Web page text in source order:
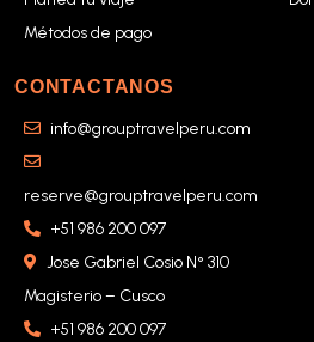
Métodos de pago
CONTACTANOS
info@grouptravelperu.com
reserve@grouptravelperu.com
+51 986 200 097
Jose Gabriel Cosio N° 310
Magisterio – Cusco
+51 986 200 097